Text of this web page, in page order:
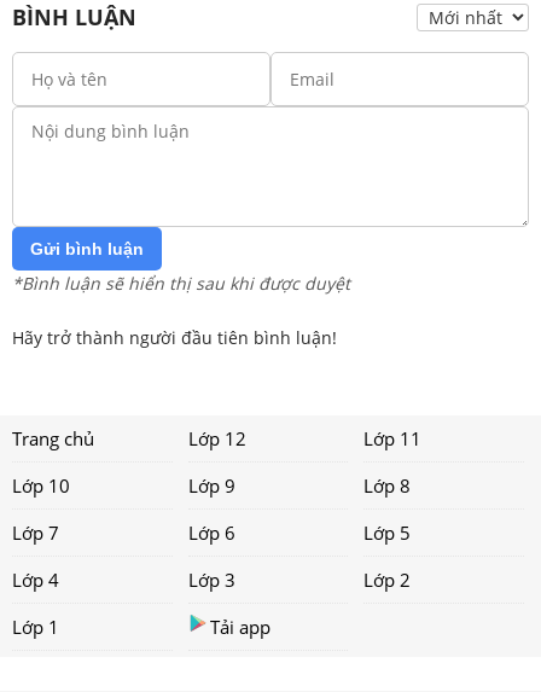
BÌNH LUẬN
Gửi bình luận
*Bình luận sẽ hiển thị sau khi được duyệt
Hãy trở thành người đầu tiên bình luận!
Trang chủ Lớp 12
Lớp 11
Lớp 10
Lớp 9
Lớp 8
Lớp 7
Lớp 6
Lớp 5
Lớp 4
Lớp 3
Lớp 2
Lớp 1
Tải app